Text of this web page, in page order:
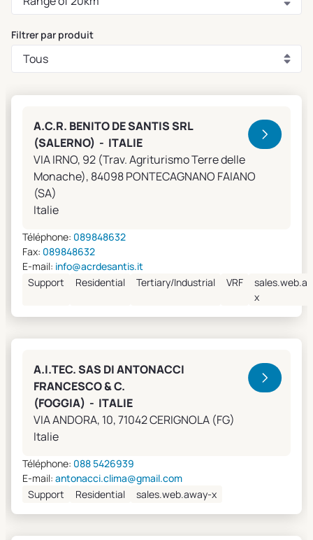
Filtrer par produit
A.C.R. BENITO DE SANTIS SRL
(SALERNO) - ITALIE
VIA IRNO, 92 (Trav. Agriturismo Terre delle
Monache), 84098 PONTECAGNANO FAIANO
(SA)
Italie
Téléphone: 089848632
Fax: 089848632
E-mail: info@acrdesantis.it
Support
Residential Tertiary/Industrial VRF
x
A.I.TEC. SAS DI ANTONACCI
FRANCESCO & C.
(FOGGIA) - ITALIE
VIA ANDORA, 10, 71042 CERIGNOLA (FG)
Italie
Téléphone: 088 5426939
E-mail: antonacci.clima@gmail.com
Support
Residential sales.web.away-x